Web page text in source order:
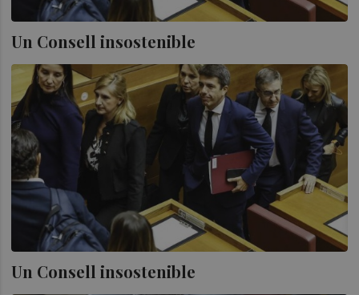
Un Consell insostenible
Un Consell insostenible